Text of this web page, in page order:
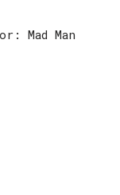
Mad Man